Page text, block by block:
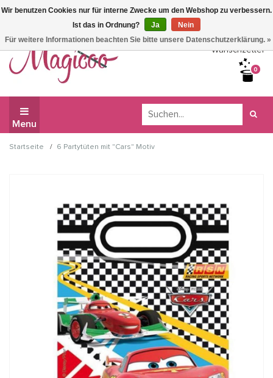
Wir haben Betriebsferien, daher können Sie derzeit nicht
bestellen.
Wunschzettel
0
Menu
Startseite / 6 Partytüten mit "Cars" Motiv
Wir benutzen Cookies nur für interne Zwecke um den Webshop zu verbessern.
Ist das in Ordnung?
Ja
Nein
Für weitere Informationen beachten Sie bitte unsere Datenschutzerklärung. »